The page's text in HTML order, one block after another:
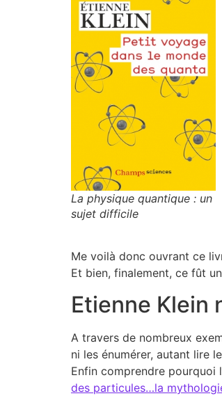
La physique quantique : un
sujet difficile
Me voilà donc ouvrant ce
Et bien, finalement, ce fût
Etienne Klein
A travers de nombreux
ni les énumérer, autant lire
Enfin comprendre pourquoi
des particules…la